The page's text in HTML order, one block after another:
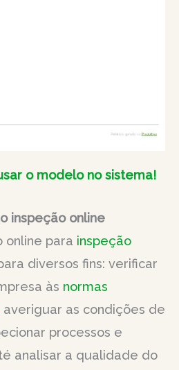
o modelo no sistema!
inspeção online
online para inspeção
diversos fins: verificar
às normas
averiguar as condições de
processos e
analisar a qualidade do